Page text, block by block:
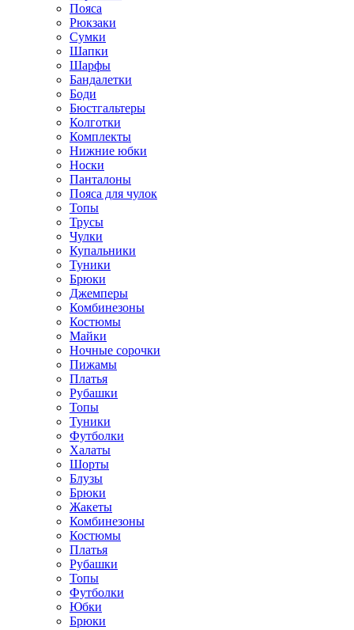
Пояса
Рюкзаки
Сумки
Шапки
Шарфы
Бандалетки
Боди
Бюстгальтеры
Колготки
Комплекты
Нижние юбки
Носки
Панталоны
Поясa для чулок
Топы
Трусы
Чулки
Купальники
Туники
Брюки
Джемперы
Комбинезоны
Костюмы
Майки
Ночные сорочки
Пижамы
Платья
Рубашки
Топы
Туники
Футболки
Халаты
Шорты
Блузы
Брюки
Жакеты
Комбинезоны
Костюмы
Платья
Рубашки
Топы
Футболки
Юбки
Брюки